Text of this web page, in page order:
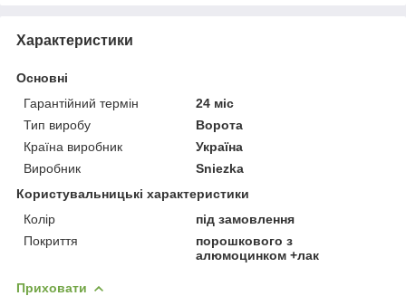
Характеристики
Основні
Гарантійний термін
24 міс
Тип виробу
Ворота
Країна виробник
Україна
Виробник
Sniezka
Користувальницькі характеристики
Колір
під замовлення
Покриття
порошкового з
алюмоцинком +лак
Приховати